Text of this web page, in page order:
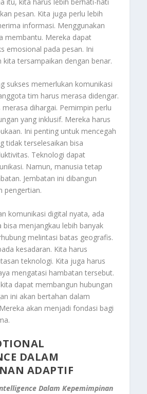
pesan. Kita juga perlu lebih
informasi. Menggunakan
membantu. Mereka dapat
emosional pada pesan. Ini
kita tersampaikan dengan benar.
sukses memerlukan komunikasi
tim harus merasa didengar.
dihargai. Pemimpin perlu
yang inklusif. Mereka harus
Ini penting untuk mencegah
tidak terselesaikan bisa
Teknologi dapat
Namun, manusia tetap
Jembatan ini dibangun
pengertian.
komunikasi digital nyata, ada
bisa menjangkau lebih banyak
melintasi batas geografis.
kesadaran. Kita harus
teknologi. Kita juga harus
mengatasi hambatan tersebut.
dapat membangun hubungan
ini akan bertahan dalam
akan menjadi fondasi bagi
DALAM
ADAPTIF
Dalam Kepemimpinan